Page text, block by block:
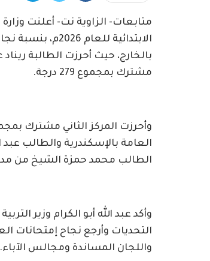
متابعات- الزاوية نت- أعلنت وزارة
بالخارج، حيث أحرزت الطالبة
مشترك بمجموع 279 درجة.
العامة بالإسكندرية والطالب
الطالب محمد حمزة الشيخ من
وأكد عبد الله أبو الكرام وزير
واللجان المساندة ومجالس الآباء.